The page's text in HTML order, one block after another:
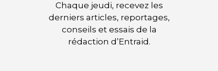
Chaque jeudi, recevez les
derniers articles, reportages,
conseils et essais de la
rédaction d’Entraid.